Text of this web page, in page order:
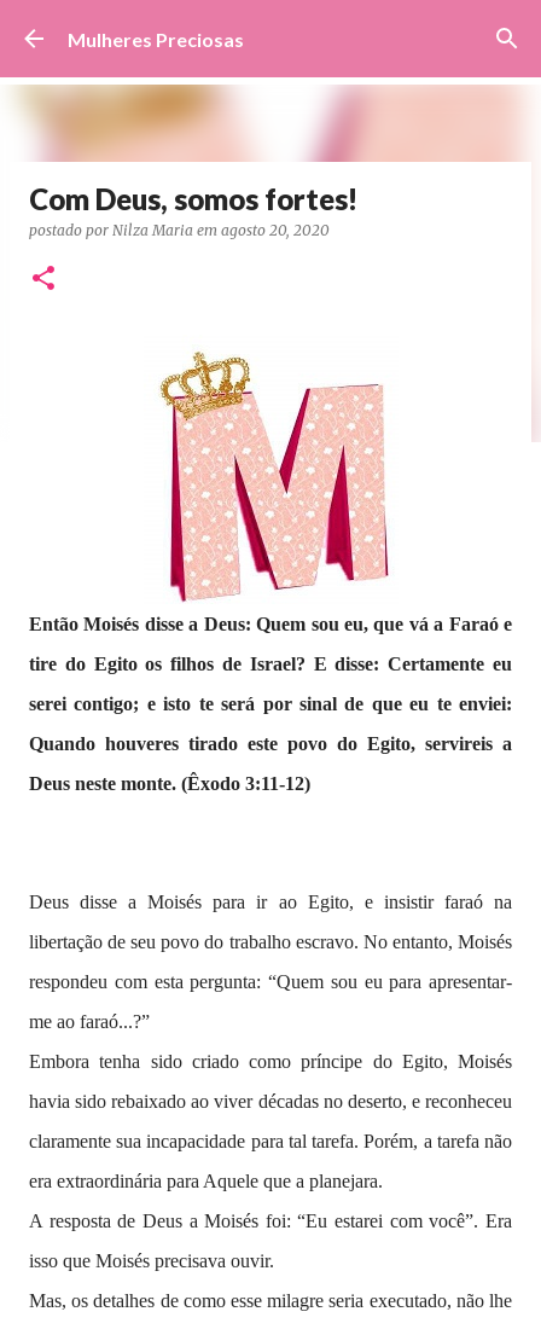
Pular para o conteúdo principal
Mulheres Preciosas
Com Deus, somos fortes!
postado por Nilza Maria em agosto 20, 2020
Então Moisés disse a Deus: Quem sou eu, que vá a Faraó e
tire do Egito os filhos de Israel? E disse: Certamente eu
serei contigo; e isto te será por sinal de que eu te enviei:
Quando houveres tirado este povo do Egito, servireis a
Deus neste monte. (Êxodo 3:11-12)
Deus disse a Moisés para ir ao Egito, e insistir faraó na
libertação de seu povo do trabalho escravo. No entanto, Moisés
respondeu com esta pergunta: “Quem sou eu para apresentar-
me ao faraó...?”
Embora tenha sido criado como príncipe do Egito, Moisés
havia sido rebaixado ao viver décadas no deserto, e reconheceu
claramente sua incapacidade para tal tarefa. Porém, a tarefa não
era extraordinária para Aquele que a planejara.
A resposta de Deus a Moisés foi: “Eu estarei com você”. Era
isso que Moisés precisava ouvir.
Mas, os detalhes de como esse milagre seria executado, não lhe